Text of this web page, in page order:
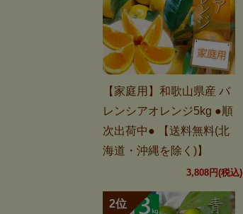
【家庭用】和歌山県産 バ
レンシアオレンジ5kg ●順
次出荷中● 【送料無料(北
海道・沖縄を除く)】
3,808円(税込)